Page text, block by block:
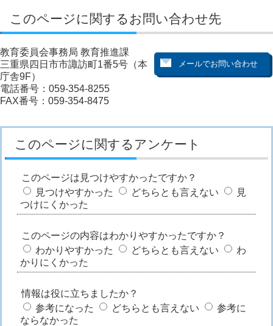
このページに関するお問い合わせ先
教育委員会事務局 教育推進課
三重県四日市市諏訪町1番5号（本
庁舎9F）
電話番号：059-354-8255
FAX番号：059-354-8475
このページに関するアンケート
このページは見つけやすかったですか？
見つけやすかった
どちらとも言えない
見
つけにくかった
このページの内容はわかりやすかったですか？
わかりやすかった
どちらとも言えない
わ
かりにくかった
情報は役に立ちましたか？
参考になった
どちらとも言えない
参考に
ならなかった